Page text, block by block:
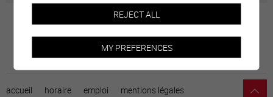
accueil horaire emploi mentions légales
REJECT ALL
MY PREFERENCES